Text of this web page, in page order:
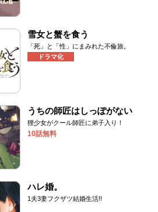
雪女と蟹を食う
「死」と「性」にまみれた不倫旅。
ドラマ化
うちの師匠はしっぽがない
狸少女がクール師匠に弟子入り！
10話無料
ハレ婚。
1夫3妻フクザツ結婚生活!!